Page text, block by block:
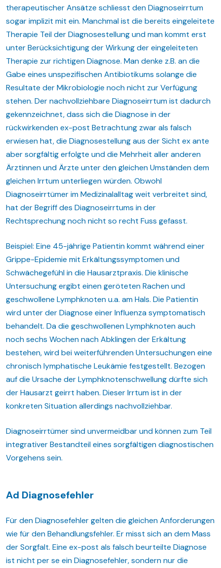
therapeutischer Ansätze schliesst den Diagnoseirrtum
sogar implizit mit ein. Manchmal ist die bereits eingeleitete
Therapie Teil der Diagnosestellung und man kommt erst
unter Berücksichtigung der Wirkung der eingeleiteten
Therapie zur richtigen Diagnose. Man denke z.B. an die
Gabe eines unspezifischen Antibiotikums solange die
Resultate der Mikrobiologie noch nicht zur Verfügung
stehen. Der nachvollziehbare Diagnoseirrtum ist dadurch
gekennzeichnet, dass sich die Diagnose in der
rückwirkenden ex-post Betrachtung zwar als falsch
erwiesen hat, die Diagnosestellung aus der Sicht ex ante
aber sorgfältig erfolgte und die Mehrheit aller anderen
Ärztinnen und Ärzte unter den gleichen Umständen dem
gleichen Irrtum unterliegen würden. Obwohl
Diagnoseirrtümer im Medizinalalltag weit verbreitet sind,
hat der Begriff des Diagnoseirrtums in der
Rechtsprechung noch nicht so recht Fuss gefasst.
Beispiel: Eine 45-jährige Patientin kommt während einer
Grippe-Epidemie mit Erkältungssymptomen und
Schwächegefühl in die Hausarztpraxis. Die klinische
Untersuchung ergibt einen geröteten Rachen und
geschwollene Lymphknoten u.a. am Hals. Die Patientin
wird unter der Diagnose einer Influenza symptomatisch
behandelt. Da die geschwollenen Lymphknoten auch
noch sechs Wochen nach Abklingen der Erkältung
bestehen, wird bei weiterführenden Untersuchungen eine
chronisch lymphatische Leukämie festgestellt. Bezogen
auf die Ursache der Lymphknotenschwellung dürfte sich
der Hausarzt geirrt haben. Dieser Irrtum ist in der
konkreten Situation allerdings nachvollziehbar.
Diagnoseirrtümer sind unvermeidbar und können zum Teil
integrativer Bestandteil eines sorgfältigen diagnostischen
Vorgehens sein.
Ad Diagnosefehler
Für den Diagnosefehler gelten die gleichen Anforderungen
wie für den Behandlungsfehler. Er misst sich an dem Mass
der Sorgfalt. Eine ex-post als falsch beurteilte Diagnose
ist nicht per se ein Diagnosefehler, sondern nur die